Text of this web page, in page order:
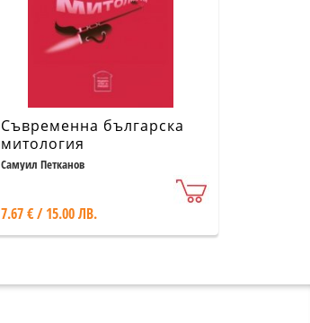
Съвременна българска
митология
Самуил Петканов
7.67 € / 15.00 ЛВ.